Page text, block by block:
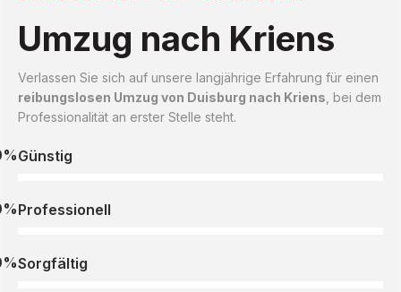
Umzug nach Kriens
Verlassen Sie sich auf unsere langjährige Erfahrung für einen
reibungslosen Umzug von Duisburg nach Kriens , bei dem
Professionalität an erster Stelle steht.
Günstig
Professionell
Sorgfältig